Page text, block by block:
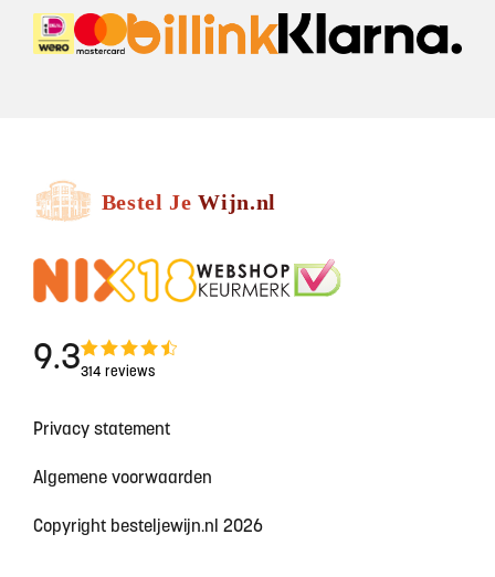
9.3314 reviews
Privacy statement
Algemene voorwaarden
Copyright besteljewijn.nl 2026